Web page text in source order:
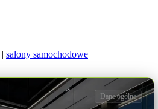
| salony samochodowe
Dane ogólne